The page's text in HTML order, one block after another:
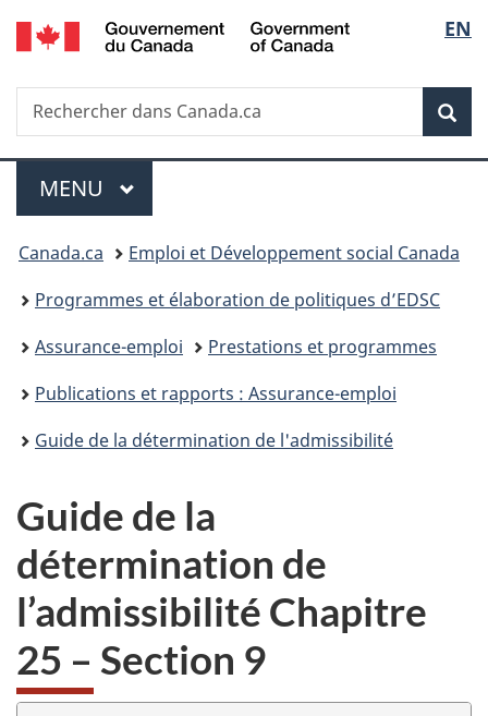
Passer
au
principal
Passer
à
Au
du
Passer
à
version
simplifiée
de
la
EN
Recherche
Rechercher
dans
Menu
MENU PRINCIPAL
Vous
êtes
ici :
Canada.ca
Emploi et Développement social Canada
Programmes et élaboration de politiques d’EDSC
Assurance-emploi
Prestations et programmes
Publications et rapports : Assurance-emploi
Guide de la détermination de l'admissibilité
Guide de la
détermination de
l’admissibilité Chapitre
25 – Section 9